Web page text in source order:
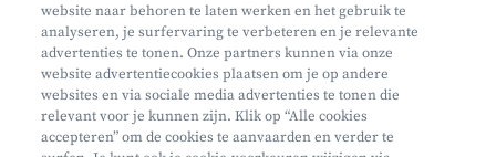
Waar vind je ons?
website naar behoren te laten werken en het gebruik te
analyseren, je surfervaring te verbeteren en je relevante
advertenties te tonen. Onze partners kunnen via onze
website advertentiecookies plaatsen om je op andere
websites en via sociale media advertenties te tonen die
relevant voor je kunnen zijn. Klik op “Alle cookies
accepteren” om de cookies te aanvaarden en verder te